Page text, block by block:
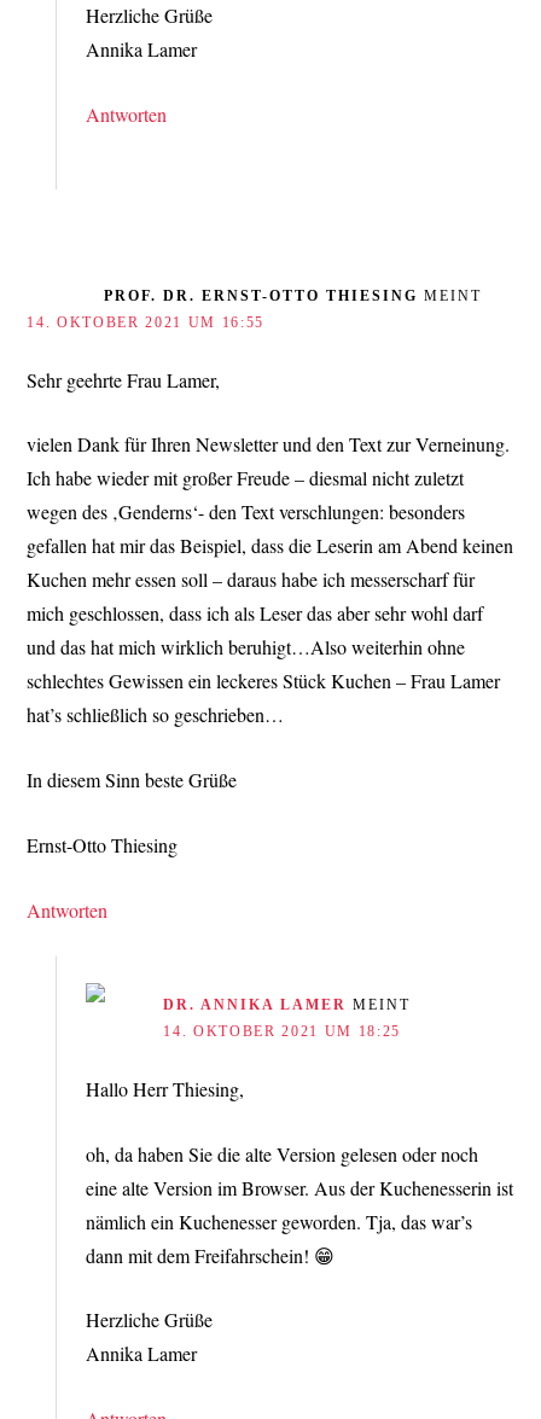
Herzliche Grüße
Annika Lamer
Antworten
PROF. DR. ERNST-OTTO THIESING MEINT
14. OKTOBER 2021 UM 16:55
Sehr geehrte Frau Lamer,
vielen Dank für Ihren Newsletter und den Text zur Verneinung.
Ich habe wieder mit großer Freude – diesmal nicht zuletzt
wegen des ‚Genderns‘- den Text verschlungen: besonders
gefallen hat mir das Beispiel, dass die Leserin am Abend keinen
Kuchen mehr essen soll – daraus habe ich messerscharf für
mich geschlossen, dass ich als Leser das aber sehr wohl darf
und das hat mich wirklich beruhigt…Also weiterhin ohne
schlechtes Gewissen ein leckeres Stück Kuchen – Frau Lamer
hat’s schließlich so geschrieben…
In diesem Sinn beste Grüße
Ernst-Otto Thiesing
Antworten
DR. ANNIKA LAMER MEINT
14. OKTOBER 2021 UM 18:25
Hallo Herr Thiesing,
oh, da haben Sie die alte Version gelesen oder noch
eine alte Version im Browser. Aus der Kuchenesserin ist
nämlich ein Kuchenesser geworden. Tja, das war’s
dann mit dem Freifahrschein! 😁
Herzliche Grüße
Annika Lamer